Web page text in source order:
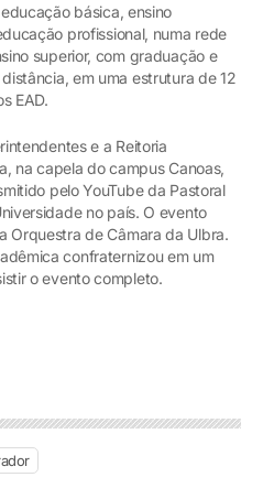
básica, ensino
profissional, numa rede
superior, com graduação e
em uma estrutura de 12
EAD.
e a Reitoria
na capela do campus Canoas,
pelo YouTube da Pastoral
no país. O evento
Orquestra de Câmara da Ulbra.
confraternizou em um
o evento completo.